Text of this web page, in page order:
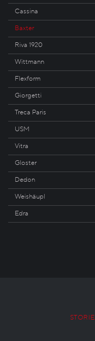
Cassina
Baxter
Riva 1920
Wittmann
Flexform
Giorgetti
Treca Paris
USM
Vitra
Gloster
Dedon
Weishäupl
Edra